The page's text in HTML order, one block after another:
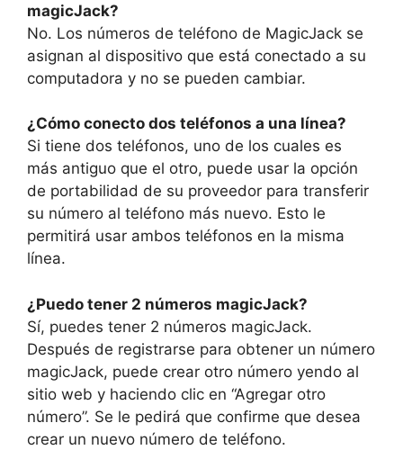
magicJack?
No. Los números de teléfono de MagicJack se
asignan al dispositivo que está conectado a su
computadora y no se pueden cambiar.
¿Cómo conecto dos teléfonos a una línea?
Si tiene dos teléfonos, uno de los cuales es
más antiguo que el otro, puede usar la opción
de portabilidad de su proveedor para transferir
su número al teléfono más nuevo. Esto le
permitirá usar ambos teléfonos en la misma
línea.
¿Puedo tener 2 números magicJack?
Sí, puedes tener 2 números magicJack.
Después de registrarse para obtener un número
magicJack, puede crear otro número yendo al
sitio web y haciendo clic en “Agregar otro
número”. Se le pedirá que confirme que desea
crear un nuevo número de teléfono.